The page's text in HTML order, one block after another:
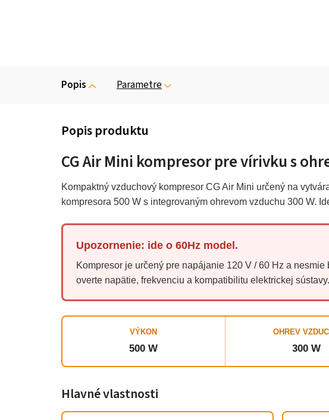
Popis Parametre
CG Air Mini kompresor pre vírivku s
Kompaktný vzduchový kompresor CG Air Mini určený na
kompresora 500 W s integrovaným ohrevom vzduchu 300 W.
Upozornenie: ide o 60Hz model.
Kompresor je určený pre napájanie 120 V / 60 Hz a
overte napätie, frekvenciu a kompatibilitu elektrickej sústavy.
VÝKON
500 W
OHREV
300 W
Hlavné vlastnosti